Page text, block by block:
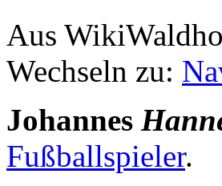
Aus
Wechseln zu:
Johannes
Fußballspieler.